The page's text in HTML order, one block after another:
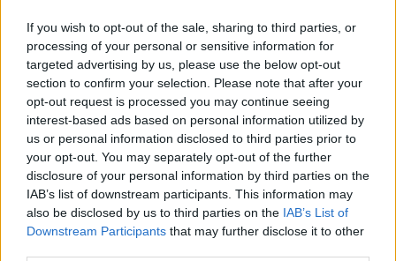
If you wish to opt-out of the sale, sharing to third parties, or
processing of your personal or sensitive information for
targeted advertising by us, please use the below opt-out
section to confirm your selection. Please note that after your
opt-out request is processed you may continue seeing
interest-based ads based on personal information utilized by
us or personal information disclosed to third parties prior to
your opt-out. You may separately opt-out of the further
disclosure of your personal information by third parties on the
IAB’s list of downstream participants. This information may
also be disclosed by us to third parties on the IAB’s List of
Downstream Participants that may further disclose it to other
Emellett azt is tudjuk, hogy a babaváró hitelt
felvevők 3%-a soha nem szeretne gyermeket.